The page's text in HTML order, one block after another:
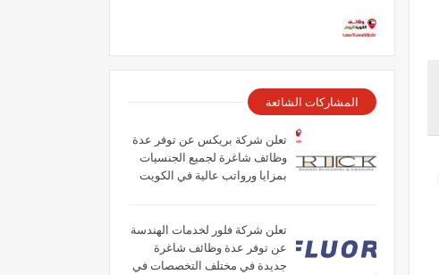
المشاركات الشائعة
تعلن شركة بريكس عن توفر عدة
وظائف شاغرة لجميع الجنسيات
بمزايا ورواتب عالية في الكويت
تعلن شركة فلور لخدمات الهندسة
عن توفر عدة وظائف شاغرة
جديدة في مختلف التخصصات في